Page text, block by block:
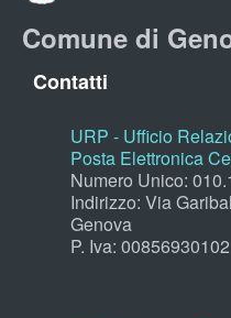
Comune di
Contatti
URP - Ufficio
Posta Elettronica
Numero Unico:
Indirizzo: Via
Genova
P. Iva: 00856930102